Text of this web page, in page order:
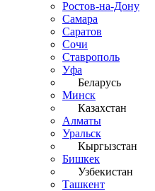
Ростов-на-Дону
Самара
Саратов
Сочи
Ставрополь
Уфа
Беларусь
Минск
Казахстан
Алматы
Уральск
Кыргызстан
Бишкек
Узбекистан
Ташкент